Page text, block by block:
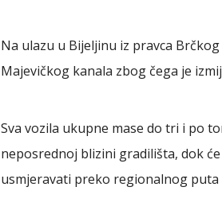
Na ulazu u Bijeljinu iz pravca
Majevičkog kanala zbog čega je
Sva vozila ukupne mase do tri i po
neposrednoj blizini gradilišta, dok
usmjeravati preko regionalnog puta